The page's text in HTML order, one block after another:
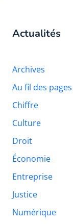
Actualités
Archives
Au fil des pages
Chiffre
Culture
Droit
Économie
Entreprise
Justice
Numérique